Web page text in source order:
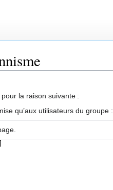
la raison suivante :
qu’aux utilisateurs du groupe :